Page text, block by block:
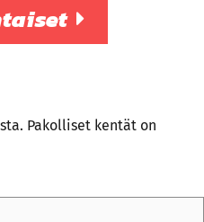
Pakolliset kentät on